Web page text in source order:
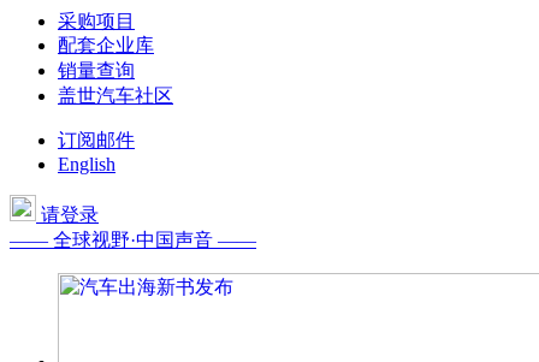
采购项目
配套企业库
销量查询
盖世汽车社区
订阅邮件
English
请登录
—— 全球视野·中国声音 ——